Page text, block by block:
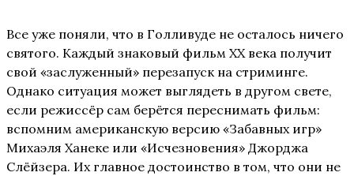
Все уже поняли, что в Голливуде не осталось ничего
святого. Каждый знаковый фильм ХХ века получит
свой «заслуженный» перезапуск на стриминге.
Однако ситуация может выглядеть в другом свете,
если режиссёр сам берётся переснимать фильм:
вспомним американскую версию «Забавных игр»
Михаэля Ханеке или «Исчезновения» Джорджа
Слёйзера. Их главное достоинство в том, что они не